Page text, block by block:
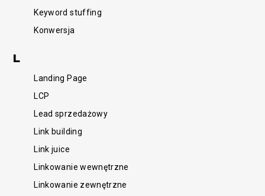
Keyword stuffing
Konwersja
L
Landing Page
LCP
Lead sprzedażowy
Link building
Link juice
Linkowanie wewnętrzne
Linkowanie zewnętrzne